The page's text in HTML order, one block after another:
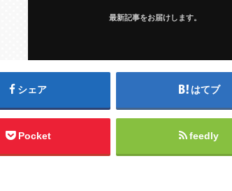
最新記事をお届けします。
シェア はてブ
Pocket feedly